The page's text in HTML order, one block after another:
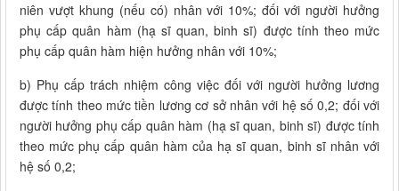
niên vượt khung (nếu có) nhân với 10%; đối với người hưởng
phụ cấp quân hàm (hạ sĩ quan, binh sĩ) được tính theo mức
phụ cấp quân hàm hiện hưởng nhân với 10%;
b) Phụ cấp trách nhiệm công việc đối với người hưởng lương
được tính theo mức tiền lương cơ sở nhân với hệ số 0,2; đối với
người hưởng phụ cấp quân hàm (hạ sĩ quan, binh sĩ) được tính
theo mức phụ cấp quân hàm của hạ sĩ quan, binh sĩ nhân với
hệ số 0,2;